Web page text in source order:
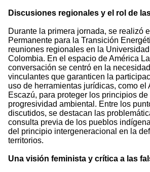
Discusiones regionales y el rol de
Durante la primera jornada, se realizó
Permanente para la Transición
reuniones regionales en la
Colombia. En el espacio de América
conversación se centró en la
vinculantes que garanticen la
uso de herramientas jurídicas, como el
Escazú, para proteger los principios
progresividad ambiental. Entre los
discutidos, se destacan las
consulta previa de los pueblos
del principio intergeneracional en la
territorios.
Una visión feminista y crítica a las